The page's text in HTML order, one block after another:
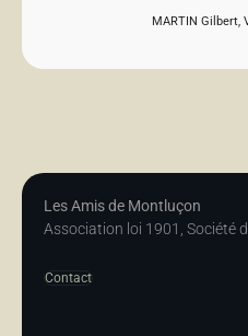
MARTIN Gilbert,
Les Amis de Montluçon
Association loi 1901, Société
Contact